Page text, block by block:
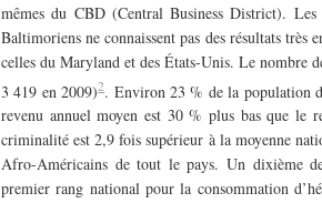
mêmes du CBD (Central Business District).
Baltimoriens ne connaissent pas des résultats très
celles du Maryland et des États-Unis. Le nombre
3 419 en 2009)2. Environ 23 % de la population
revenu annuel moyen est 30 % plus bas que
criminalité est 2,9 fois supérieur à la moyenne
Afro-Américains de tout le pays. Un dixième
premier rang national pour la consommation